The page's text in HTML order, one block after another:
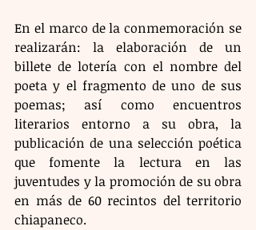
En el marco de la conmemoración se
realizarán: la elaboración de un
billete de lotería con el nombre del
poeta y el fragmento de uno de sus
poemas; así como encuentros
literarios entorno a su obra, la
publicación de una selección poética
que fomente la lectura en las
juventudes y la promoción de su obra
en más de 60 recintos del territorio
chiapaneco.